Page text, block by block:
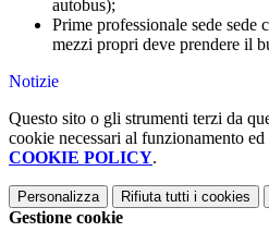
autobus);
Prime professionale sede sede
mezzi propri deve prendere il
Notizie
Questo sito o gli strumenti terzi da
cookie necessari al funzionamento
COOKIE POLICY.
Personalizza Rifiuta tutti i cookies
Gestione cookie